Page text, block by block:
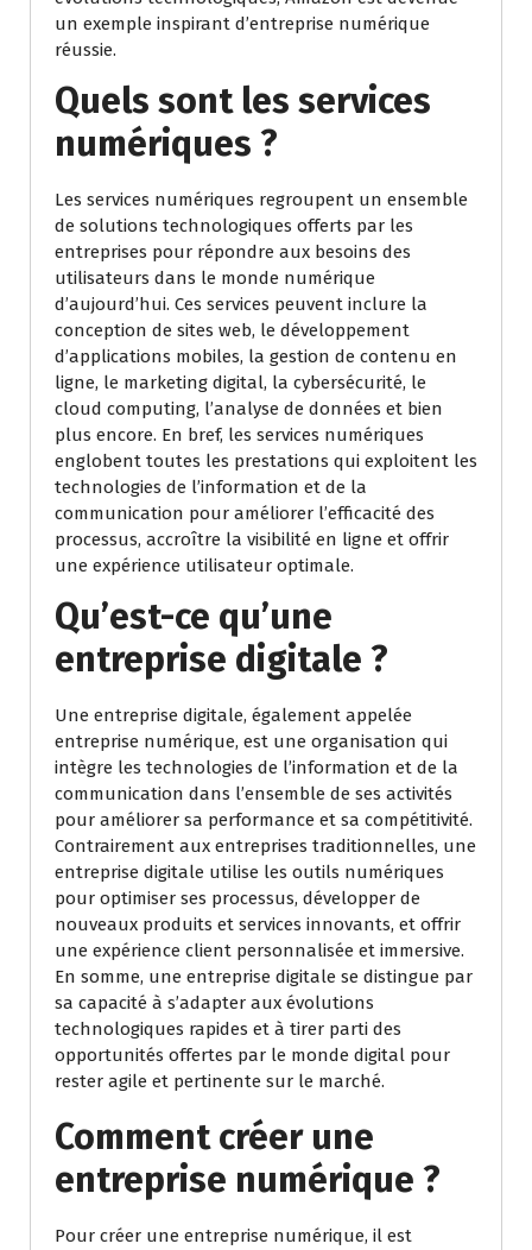
un exemple inspirant d’entreprise numérique
réussie.
Quels sont les services
numériques ?
Les services numériques regroupent un ensemble
de solutions technologiques offerts par les
entreprises pour répondre aux besoins des
utilisateurs dans le monde numérique
d’aujourd’hui. Ces services peuvent inclure la
conception de sites web, le développement
d’applications mobiles, la gestion de contenu en
ligne, le marketing digital, la cybersécurité, le
cloud computing, l’analyse de données et bien
plus encore. En bref, les services numériques
englobent toutes les prestations qui exploitent les
technologies de l’information et de la
communication pour améliorer l’efficacité des
processus, accroître la visibilité en ligne et offrir
une expérience utilisateur optimale.
Qu’est-ce qu’une
entreprise digitale ?
Une entreprise digitale, également appelée
entreprise numérique, est une organisation qui
intègre les technologies de l’information et de la
communication dans l’ensemble de ses activités
pour améliorer sa performance et sa compétitivité.
Contrairement aux entreprises traditionnelles, une
entreprise digitale utilise les outils numériques
pour optimiser ses processus, développer de
nouveaux produits et services innovants, et offrir
une expérience client personnalisée et immersive.
En somme, une entreprise digitale se distingue par
sa capacité à s’adapter aux évolutions
technologiques rapides et à tirer parti des
opportunités offertes par le monde digital pour
rester agile et pertinente sur le marché.
Comment créer une
entreprise numérique ?
Pour créer une entreprise numérique, il est